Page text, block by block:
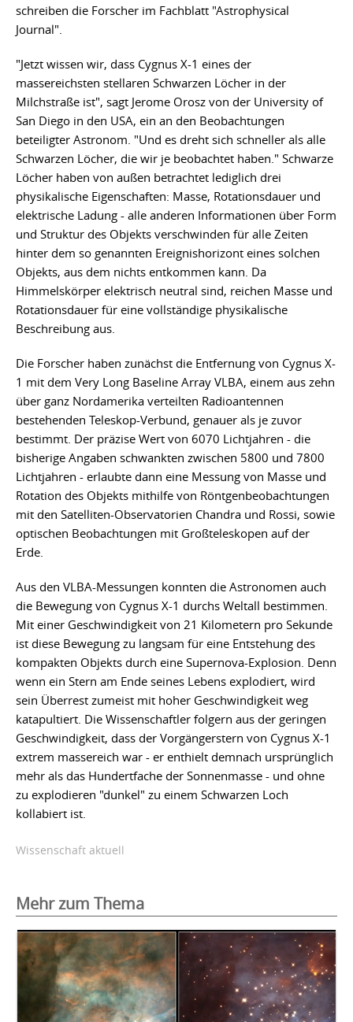
schreiben die Forscher im Fachblatt "Astrophysical
Journal".
"Jetzt wissen wir, dass Cygnus X-1 eines der
massereichsten stellaren Schwarzen Löcher in der
Milchstraße ist", sagt Jerome Orosz von der University of
San Diego in den USA, ein an den Beobachtungen
beteiligter Astronom. "Und es dreht sich schneller als alle
Schwarzen Löcher, die wir je beobachtet haben." Schwarze
Löcher haben von außen betrachtet lediglich drei
physikalische Eigenschaften: Masse, Rotationsdauer und
elektrische Ladung - alle anderen Informationen über Form
und Struktur des Objekts verschwinden für alle Zeiten
hinter dem so genannten Ereignishorizont eines solchen
Objekts, aus dem nichts entkommen kann. Da
Himmelskörper elektrisch neutral sind, reichen Masse und
Rotationsdauer für eine vollständige physikalische
Beschreibung aus.
Die Forscher haben zunächst die Entfernung von Cygnus X-
1 mit dem Very Long Baseline Array VLBA, einem aus zehn
über ganz Nordamerika verteilten Radioantennen
bestehenden Teleskop-Verbund, genauer als je zuvor
bestimmt. Der präzise Wert von 6070 Lichtjahren - die
bisherige Angaben schwankten zwischen 5800 und 7800
Lichtjahren - erlaubte dann eine Messung von Masse und
Rotation des Objekts mithilfe von Röntgenbeobachtungen
mit den Satelliten-Observatorien Chandra und Rossi, sowie
optischen Beobachtungen mit Großteleskopen auf der
Erde.
Aus den VLBA-Messungen konnten die Astronomen auch
die Bewegung von Cygnus X-1 durchs Weltall bestimmen.
Mit einer Geschwindigkeit von 21 Kilometern pro Sekunde
ist diese Bewegung zu langsam für eine Entstehung des
kompakten Objekts durch eine Supernova-Explosion. Denn
wenn ein Stern am Ende seines Lebens explodiert, wird
sein Überrest zumeist mit hoher Geschwindigkeit weg
katapultiert. Die Wissenschaftler folgern aus der geringen
Geschwindigkeit, dass der Vorgängerstern von Cygnus X-1
extrem massereich war - er enthielt demnach ursprünglich
mehr als das Hundertfache der Sonnenmasse - und ohne
zu explodieren "dunkel" zu einem Schwarzen Loch
kollabiert ist.
Wissenschaft aktuell
Mehr zum Thema